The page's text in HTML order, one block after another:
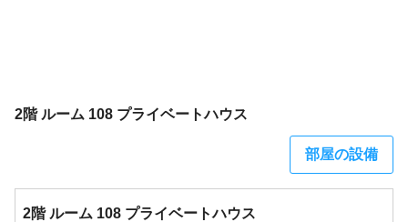
2階 ルーム 108 プライベートハウス
部屋の設備
2階 ルーム 108 プライベートハウス